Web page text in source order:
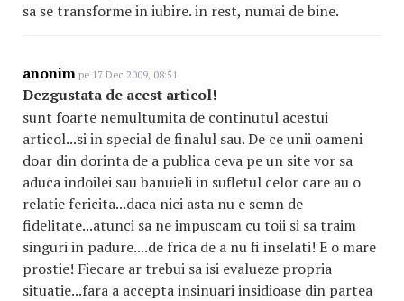
sa se transforme in iubire. in rest, numai de bine.
anonim pe 17 Dec 2009, 08:51
Dezgustata de acest articol!
sunt foarte nemultumita de continutul acestui
articol...si in special de finalul sau. De ce unii oameni
doar din dorinta de a publica ceva pe un site vor sa
aduca indoilei sau banuieli in sufletul celor care au o
relatie fericita...daca nici asta nu e semn de
fidelitate...atunci sa ne impuscam cu toii si sa traim
singuri in padure....de frica de a nu fi inselati! E o mare
prostie! Fiecare ar trebui sa isi evalueze propria
situatie...fara a accepta insinuari insidioase din partea